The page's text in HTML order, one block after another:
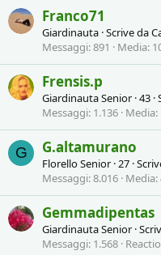
Franco71
Giardinauta ·Scrive da
Messaggi 891 Media
Frensis.p
Giardinauta Senior ·43 ·
Messaggi 1.136 Media
G G.altamurano
Florello Senior ·27 ·
Messaggi 8.016 Media
Gemmadipentas
Giardinauta Senior ·
Messaggi 1.568